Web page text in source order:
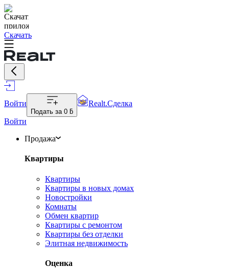
Скачать
Войти
Подать за 0 ƃ
Realt.Сделка
Войти
Продажа
Квартиры
Квартиры
Квартиры в новых домах
Новостройки
Комнаты
Обмен квартир
Квартиры с ремонтом
Квартиры без отделки
Элитная недвижимость
Оценка